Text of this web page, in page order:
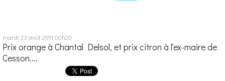
mardi 23 août 2011 00h20
Prix orange à Chantal Delsol, et prix citron à l'ex-maire de
Cesson....